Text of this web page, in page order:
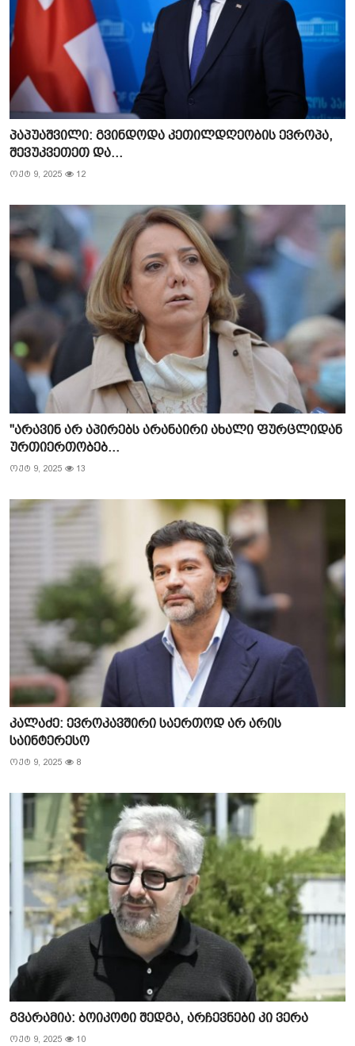
პაპუაშვილი: გვინდოდა კეთილდღეობის ევროპა,
შევუკვეთეთ და...
ოქტ 9, 2025 12
"არავინ არ აპირებს არანაირი ახალი ფურცლიდან
ურთიერთობებ...
ოქტ 9, 2025 13
კალაძე: ევროკავშირი საერთოდ არ არის
საინტერესო
ოქტ 9, 2025 8
გვარამია: ბოიკოტი შედგა, არჩევნები კი ვერა
ოქტ 9, 2025 10